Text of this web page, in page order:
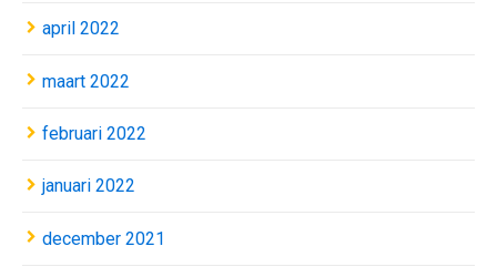
april 2022
maart 2022
februari 2022
januari 2022
december 2021